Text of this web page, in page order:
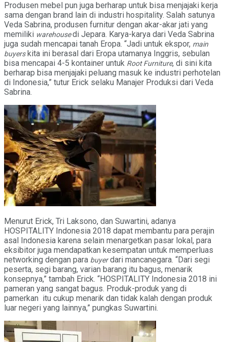
Produsen mebel pun juga berharap untuk bisa menjajaki kerja
sama dengan brand lain di industri hospitality. Salah satunya
Veda Sabrina, produsen furnitur dengan akar-akar jati yang
memiliki warehousedi Jepara. Karya-karya dari Veda Sabrina
juga sudah mencapai tanah Eropa. “Jadi untuk ekspor, main
buyerskita ini berasal dari Eropa utamanya Inggris, sebulan
bisa mencapai 4-5 kontainer untuk Root Furniture, di sini kita
berharap bisa menjajaki peluang masuk ke industri perhotelan
di Indonesia,” tutur Erick selaku Manajer Produksi dari Veda
Sabrina.
Menurut Erick, Tri Laksono, dan Suwartini, adanya
HOSPITALITY Indonesia 2018 dapat membantu para perajin
asal Indonesia karena selain menargetkan pasar lokal, para
eksibitor juga mendapatkan kesempatan untuk memperluas
networking dengan para buyerdari mancanegara. “Dari segi
peserta, segi barang, varian barang itu bagus, menarik
konsepnya,” tambah Erick. “HOSPITALITY Indonesia 2018 ini
pameran yang sangat bagus. Produk-produk yang di
pamerkan itu cukup menarik dan tidak kalah dengan produk
luar negeri yang lainnya,” pungkas Suwartini.